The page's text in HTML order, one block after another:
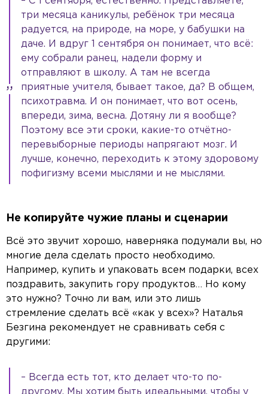
три месяца каникулы, ребёнок три месяца
радуется, на природе, на море, у бабушки на
даче. И вдруг 1 сентября он понимает, что всё:
ему собрали ранец, надели форму и
отправляют в школу. А там не всегда
приятные учителя, бывает такое, да? В общем,
психотравма. И он понимает, что вот осень,
впереди, зима, весна. Дотяну ли я вообще?
Поэтому все эти сроки, какие-то отчётно-
перевыборные периоды напрягают мозг. И
лучше, конечно, переходить к этому здоровому
пофигизму всеми мыслями и не мыслями.
Не копируйте чужие планы и сценарии
Всё это звучит хорошо, наверняка подумали вы, но
многие дела сделать просто необходимо.
Например, купить и упаковать всем подарки, всех
поздравить, закупить гору продуктов… Но кому
это нужно? Точно ли вам, или это лишь
стремление сделать всё «как у всех»? Наталья
Безгина рекомендует не сравнивать себя с
другими:
– Всегда есть тот, кто делает что-то по-
другому. Мы хотим быть идеальными, чтобы у